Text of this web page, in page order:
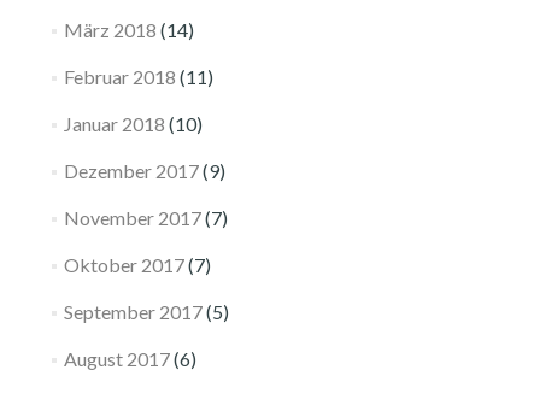
März 2018 (14)
Februar 2018 (11)
Januar 2018 (10)
Dezember 2017(9)
November 2017(7)
Oktober 2017(7)
September 2017(5)
August 2017(6)